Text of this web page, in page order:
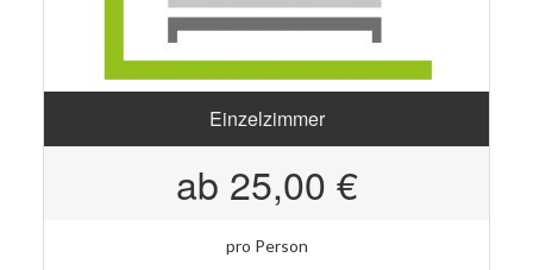
Einzelzimmer
ab 25,00 €
pro Person